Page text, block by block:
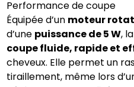
Performance de coupe
Équipée d’un moteur
d’une puissance de 5 W,
coupe fluide, rapide et
cheveux. Elle permet un
tiraillement, même lors